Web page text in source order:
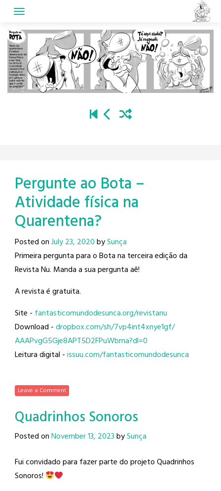
content
Pergunte ao Bota –
Atividade física na
Quarentena?
Posted onJuly 23, 2020bySunça
Primeira pergunta para o Bota na terceira edição da
Revista Nu. Manda a sua pergunta aê!
A revista é gratuita.
Site - fantasticomundodesunca.org/revistanu
Download -dropbox.com/sh/7vp4int4xnye1gf/
AAAPvgG5Gje8APT5D2FPuWbma?dl=0
Leitura digital -issuu.com/fantasticomundodesunca
Leave a Comment
Quadrinhos Sonoros
Posted onNovember 13, 2023bySunça
Fui convidado para fazer parte do projeto Quadrinhos
Sonoros!